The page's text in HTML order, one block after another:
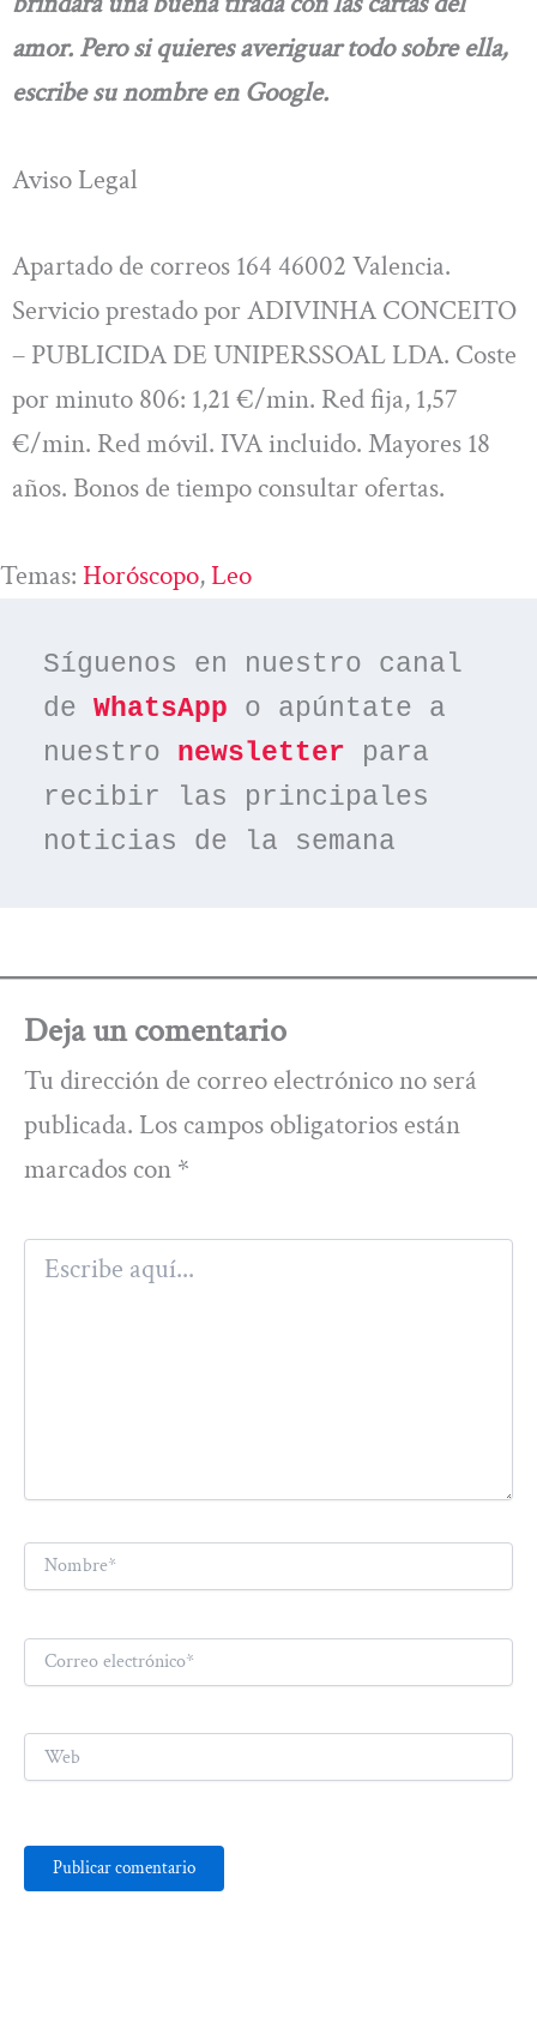
amor. Pero si quieres averiguar todo sobre ella,
escribe su nombre en Google.
Aviso Legal
Apartado de correos 164 46002 Valencia.
Servicio prestado por ADIVINHA CONCEITO
– PUBLICIDA DE UNIPERSSOAL LDA. Coste
por minuto 806: 1,21 €/min. Red fija, 1,57
€/min. Red móvil. IVA incluido. Mayores 18
años. Bonos de tiempo consultar ofertas.
Temas: Horóscopo, Leo
Síguenos en nuestro canal
de WhatsApp o apúntate a
nuestro newsletter para
recibir las principales
noticias de la semana
Deja un comentario
Tu dirección de correo electrónico no será
publicada. Los campos obligatorios están
marcados con *
aquí...
Nombre*
Correo
electrónico*